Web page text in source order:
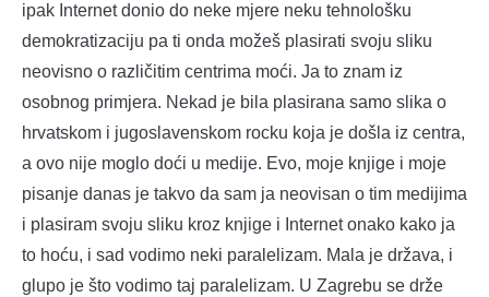
ipak Internet donio do neke mjere neku tehnološku
demokratizaciju pa ti onda možeš plasirati svoju sliku
neovisno o različitim centrima moći. Ja to znam iz
osobnog primjera. Nekad je bila plasirana samo slika o
hrvatskom i jugoslavenskom rocku koja je došla iz centra,
a ovo nije moglo doći u medije. Evo, moje knjige i moje
pisanje danas je takvo da sam ja neovisan o tim medijima
i plasiram svoju sliku kroz knjige i Internet onako kako ja
to hoću, i sad vodimo neki paralelizam. Mala je država, i
glupo je što vodimo taj paralelizam. U Zagrebu se drže